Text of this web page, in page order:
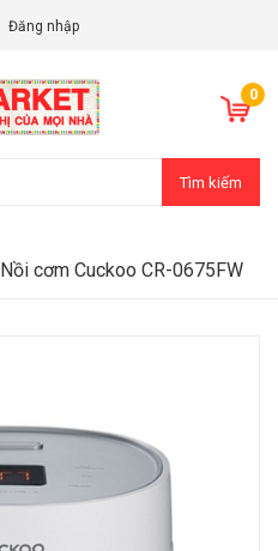
Đăng nhập
0
Tìm kiếm
Nồi cơm Cuckoo CR-0675FW